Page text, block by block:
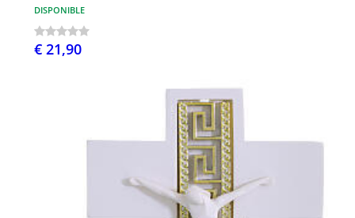
DISPONIBLE
€ 21,90